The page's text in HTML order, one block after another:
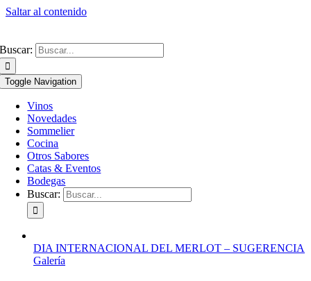
Saltar al contenido
Buscar:
Toggle Navigation
Vinos
Novedades
Sommelier
Cocina
Otros Sabores
Catas & Eventos
Bodegas
Buscar:
DIA INTERNACIONAL DEL MERLOT – SUGERENCIA
Galería